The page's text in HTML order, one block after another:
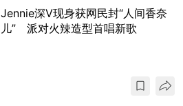
Jennie深V现身获网民封“人间香奈
儿” 派对火辣造型首唱新歌